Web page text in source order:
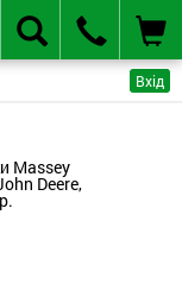
Вхід
Massey
Deere,